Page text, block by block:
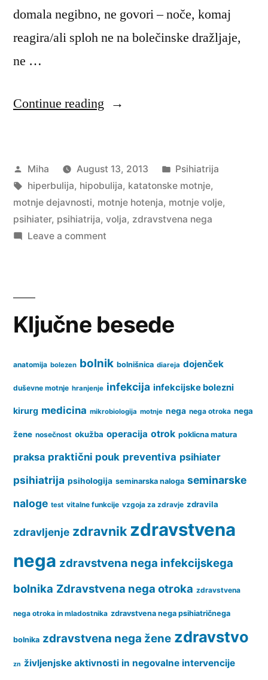
domala negibno, ne govori – noče, komaj
reagira/ali sploh ne na bolečinske dražljaje,
ne …
Continue reading “Motnje
Posted
by
Miha August 13, 2013
Posted
in
Psihiatrija
Tags:
hiperbulija, hipobulija, katatonske motnje,
motnje dejavnosti, motnje hotenja, motnje volje,
psihiater, psihiatrija, volja, zdravstvena nega
Leave a commenton
Ključne besede
anatomija bolezen bolnik bolnišnica diareja dojenček
duševne motnje hranjenje infekcija infekcijske bolezni
kirurg medicina mikrobiologija motnje nega nega otroka nega
žene nosečnost okužba operacija otrok poklicna matura
praksa praktični pouk preventiva psihiater
psihiatrija psihologija seminarska naloga seminarske
naloge test vitalne funkcije vzgoja za zdravje zdravila
zdravljenje zdravnik zdravstvena
nega zdravstvena nega infekcijskega
bolnika Zdravstvena nega otroka zdravstvena
nega otroka in mladostnika zdravstvena nega psihiatričnega
bolnika zdravstvena nega žene zdravstvo
zn življenjske aktivnosti in negovalne intervencije